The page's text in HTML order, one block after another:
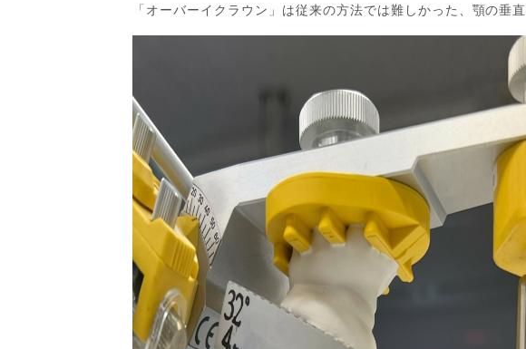
「オーバーイクラウン」は従来の方法では難しかった、顎の垂